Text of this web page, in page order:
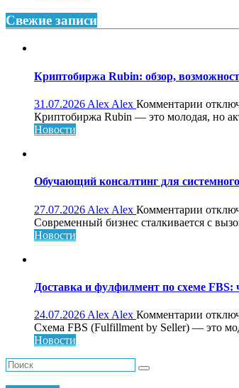
детской
Свежие записи
Криптобиржа Rubin: обзор,
31.07.2026 Alex Alex Комментарии к
записи
и
Криптобиржа Rubin — это молодая, но
Новости
Обучающий консалтинг для
27.07.2026 Alex Alex Комментарии к
записи
роста
что
это,
Современный бизнес сталкивается с
Новости
Доставка и фулфилмент по схеме FBS:
24.07.2026 Alex Alex Комментарии к
записи
Схема FBS (Fulfillment by Seller) — это
Новости